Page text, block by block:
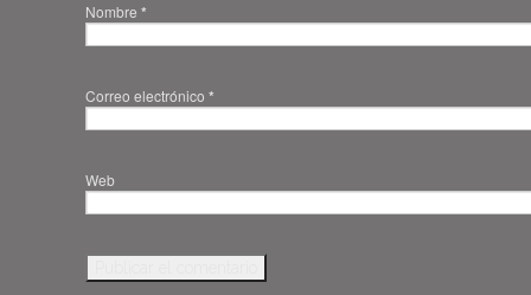
Nombre *
Correo electrónico *
Web